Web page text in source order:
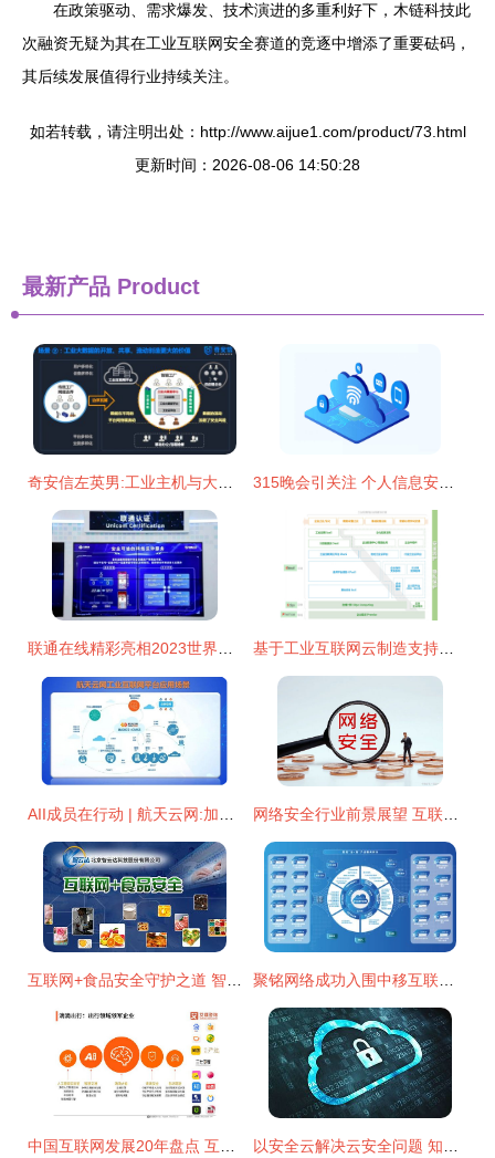
在政策驱动、需求爆发、技术演进的多重利好下，木链科技此
次融资无疑为其在工业互联网安全赛道的竞逐中增添了重要砝码，
其后续发展值得行业持续关注。
如若转载，请注明出处：http://www.aijue1.com/product/73.html
更新时间：2026-08-06 14:50:28
最新产品 Product